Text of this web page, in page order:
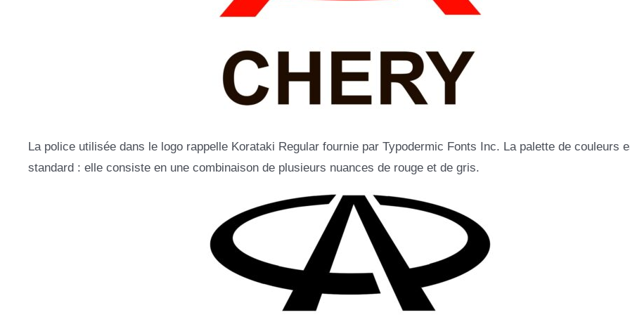
La police utilisée dans le logo rappelle Korataki Regular fournie par Typodermic Fonts Inc. La palette de couleurs
standard : elle consiste en une combinaison de plusieurs nuances de rouge et de gris.